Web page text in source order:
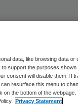
is
data, like browsing data or
support the purposes
consent will disable them. If
resurface this menu to
the bottom of the
Privacy Statement